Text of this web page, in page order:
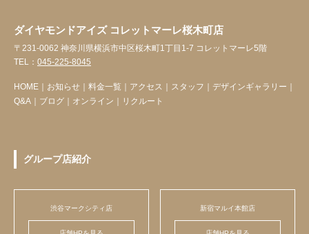
ダイヤモンドアイズ コレットマーレ桜木町店
〒231-0062 神奈川県横浜市中区桜木町1丁目1-7 コレットマーレ5階
TEL： 045-225-8045
HOME お知らせ 料金一覧 アクセス スタッフ デザインギャラリー
Q&A
ブログ オンライン リクルート
グループ店紹介
渋谷マークシティ店 新宿マルイ本館店